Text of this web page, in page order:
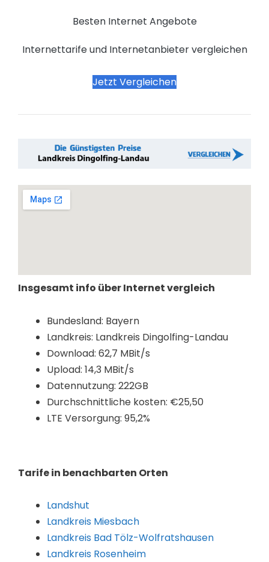
Besten Internet Angebote
Internettarife und Internetanbieter vergleichen
Jetzt Vergleichen
Insgesamt info über Internet vergleich
Bundesland: Bayern
Landkreis: Landkreis Dingolfing-Landau
Download: 62,7 MBit/s
Upload: 14,3 MBit/s
Datennutzung: 222GB
Durchschnittliche kosten: €25,50
LTE Versorgung: 95,2%
Tarife in benachbarten Orten
Landshut
Landkreis Miesbach
Landkreis Bad Tölz-Wolfratshausen
Landkreis Rosenheim